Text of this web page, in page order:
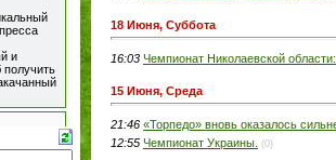
18 Июня, Суббота
16:03 Чемпионат Николаевской
15 Июня, Среда
21:46 «Торпедо» вновь оказалось
12:55 Чемпионат Украины. (0)